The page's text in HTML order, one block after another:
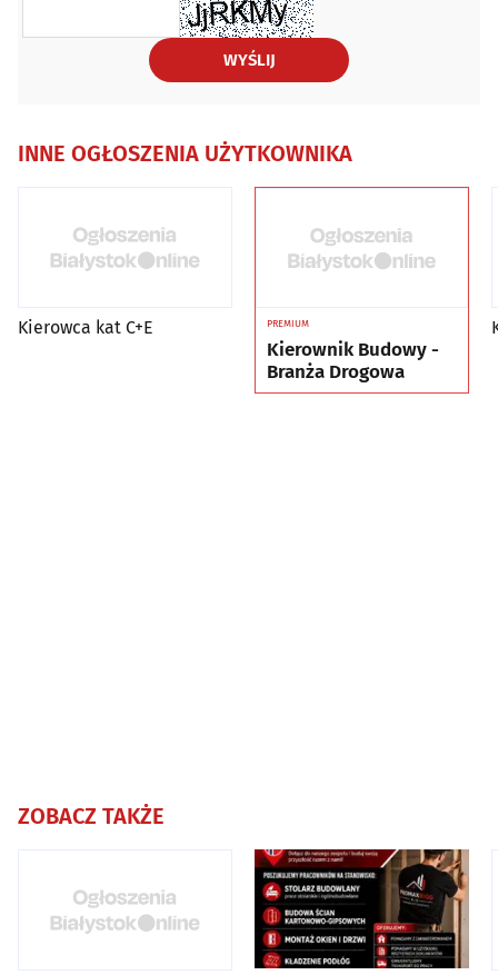
WYŚLIJ
INNE OGŁOSZENIA UŻYTKOWNIKA
Kierowca kat C+E PREMIUM
Kierownik Budowy -
Branża Drogowa
ZOBACZ TAKŻE